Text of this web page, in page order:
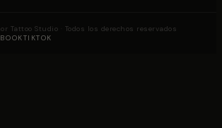
Tattoo Studio · Todos los derechos reservados
TIKTOK